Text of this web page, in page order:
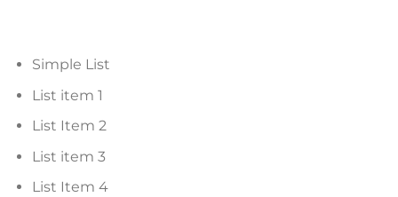
Simple List
List item 1
List Item 2
List item 3
List Item 4